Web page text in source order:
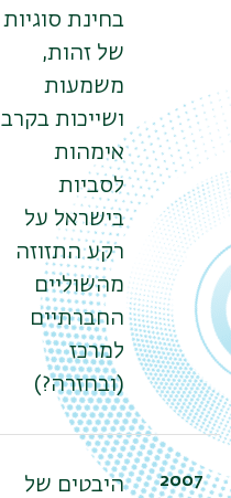
בחינת סוגיות
של זהות,
משמעות
ושייכות בקרב
אימהות
לסביות
בישראל על
רקע התזוזה
מהשוליים
החברתיים
למרכז
(ובחזרה?)
2007
היבטים של